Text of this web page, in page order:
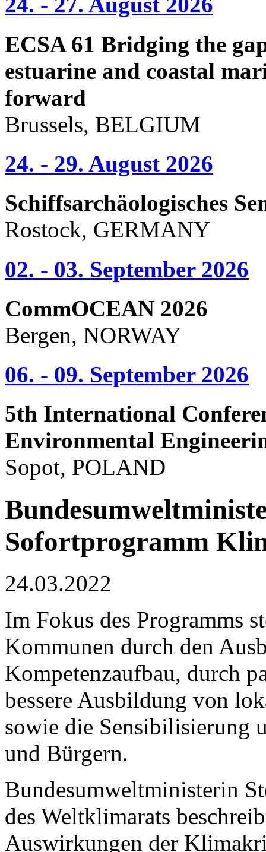
ECSA 61 Bridging the
estuarine and coastal
forward
Brussels, BELGIUM
24. - 29. August 2026
Schiffsarchäologisches
Rostock, GERMANY
02. - 03. September 2026
CommOCEAN 2026
Bergen, NORWAY
06. - 09. September 2026
5th International
Environmental
Sopot, POLAND
Sofortprogramm
24.03.2022
Im Fokus des Programms
Kommunen durch den
Kompetenzaufbau, durch
bessere Ausbildung von
sowie die Sensibilisierung
und Bürgern.
Bundesumweltministerin
des Weltklimarats
Auswirkungen der